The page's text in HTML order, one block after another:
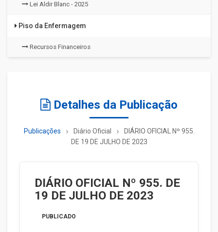
Lei Aldir Blanc - 2025
Piso da Enfermagem
Recursos Financeiros
Detalhes da Publicação
Publicações Diário Oficial
DIÁRIO OFICIAL Nº 955.
DE 19 DE JULHO DE 2023
DIÁRIO OFICIAL Nº 955. DE
19 DE JULHO DE 2023
PUBLICADO